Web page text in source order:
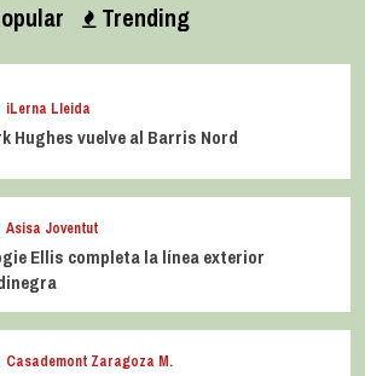
Trending
iLerna Lleida
Hughes vuelve al Barris Nord
Asisa Joventut
Ellis completa la línea exterior
Casademont Zaragoza M.